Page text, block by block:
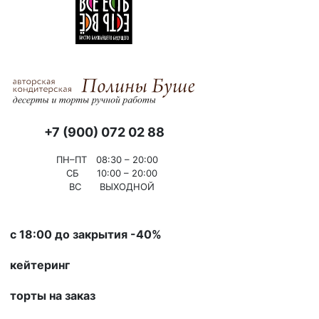
+7 (900) 072 02 88
ПН–ПТ
08:30 – 20:00
СБ
10:00 – 20:00
ВС
ВЫХОДНОЙ
с 18:00 до закрытия -40%
кейтеринг
торты на заказ